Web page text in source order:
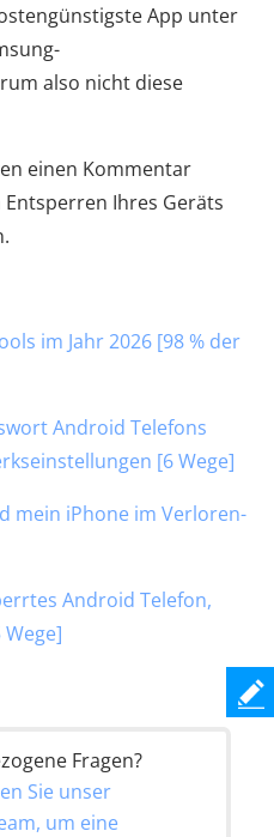
App unter
also nicht diese
einen Kommentar
Ihres Geräts
im Jahr 2026 [98 % der
Android Telefons
[6 Wege]
mein iPhone im Verloren-
Android Telefon,
Fragen?
Sie unser
um eine